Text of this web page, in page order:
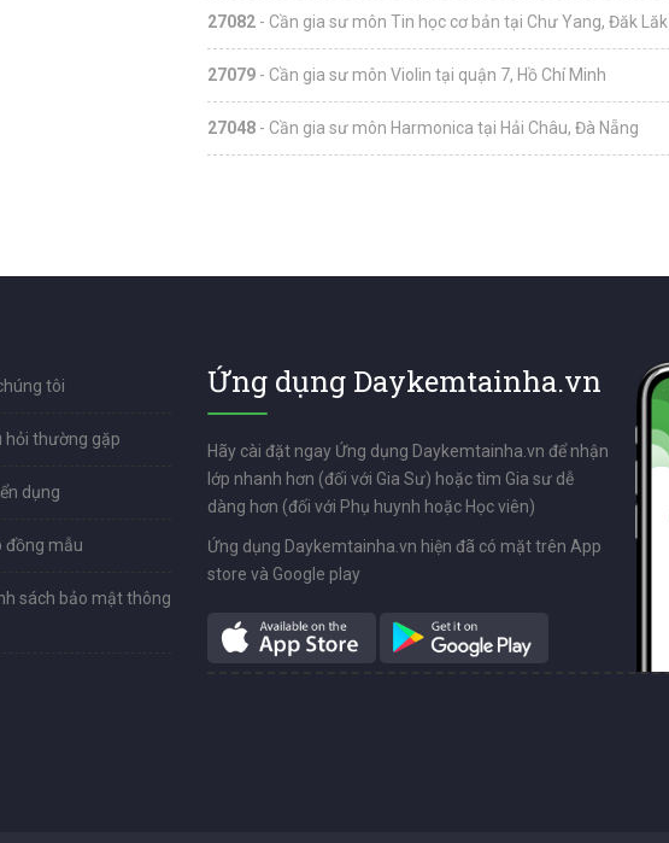
27082 - Cần gia sư môn Tin học cơ bản tại Chư Yang, Đăk Lăk
27079 - Cần gia sư môn Violin tại quận 7, Hồ Chí Minh
27048 - Cần gia sư môn Harmonica tại Hải Châu, Đà Nẵng
tôi
hỏi thường gặp
dụng
đồng mẫu
sách bảo mật thông
Ứng dụng Daykemtainha.vn
Hãy cài đặt ngay Ứng dụng Daykemtainha.vn để nhận
lớp nhanh hơn (đối với Gia Sư) hoặc tìm Gia sư dễ
dàng hơn (đối với Phụ huynh hoặc Học viên)
Ứng dụng Daykemtainha.vn hiện đã có mặt trên App
store và Google play